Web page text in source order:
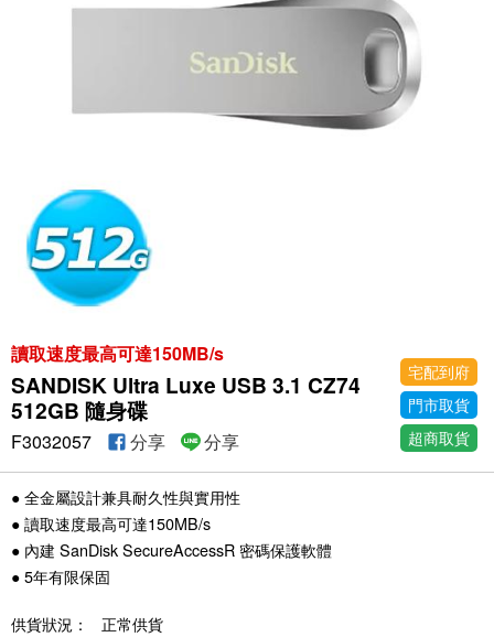
讀取速度最高可達150MB/s
SANDISK Ultra Luxe USB 3.1 CZ74
512GB 隨身碟
宅配到府
門市取貨
超商取貨
F3032057 分享 分享
● 全金屬設計兼具耐久性與實用性
● 讀取速度最高可達150MB/s
● 內建 SanDisk SecureAccessR 密碼保護軟體
● 5年有限保固
供貨狀況： 正常供貨